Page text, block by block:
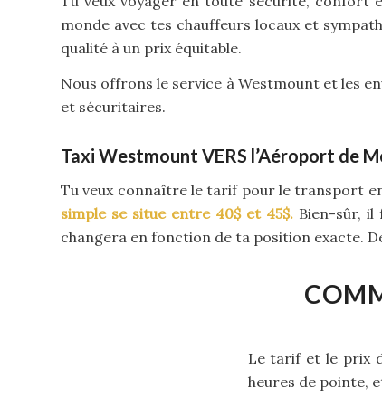
monde avec tes chauffeurs locaux et
qualité à un prix équitable.
Nous offrons le service à Westmount et les
et sécuritaires.
Taxi Westmount VERS l’Aéroport de
Tu veux connaître le tarif pour le transport
simple se situe entre 40$ et 45$.Bien-sûr, il
changera en fonction de ta position exacte.
Le tarif et le prix
heures de pointe,